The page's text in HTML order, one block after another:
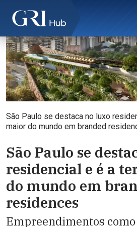
São Paulo se destaca no luxo
maior do mundo em branded
São Paulo se
residencial e é a
do mundo em
residences
Empreendimentos